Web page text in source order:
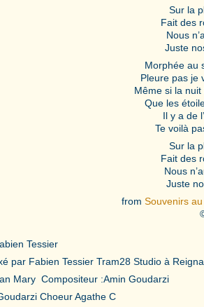
Sur la
Fait des
Nous
Juste
Morphée au
Pleure pas je
Même si la
Que les
Il y a de
Te voilà
Sur la
Fait des
Nous
Juste
from Souvenirs
Tessier
par Fabien Tessier Tram28 Studio à
Mary Compositeur :Amin Goudarzi
Choeur Agathe C